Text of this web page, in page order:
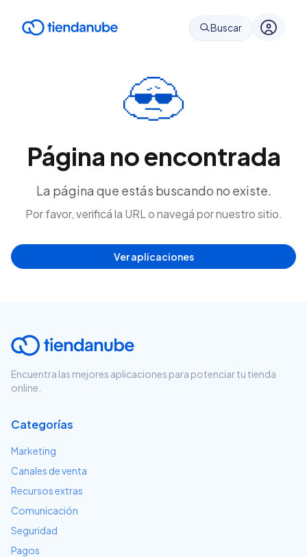
Buscar
Página no encontrada
La página que estás buscando no existe.
Por favor, verificá la URL o navegá por nuestro sitio.
Ver aplicaciones
Encuentra las mejores aplicaciones para potenciar tu tienda
online.
Categorías
Marketing
Canales de venta
Recursos extras
Comunicación
Seguridad
Pagos